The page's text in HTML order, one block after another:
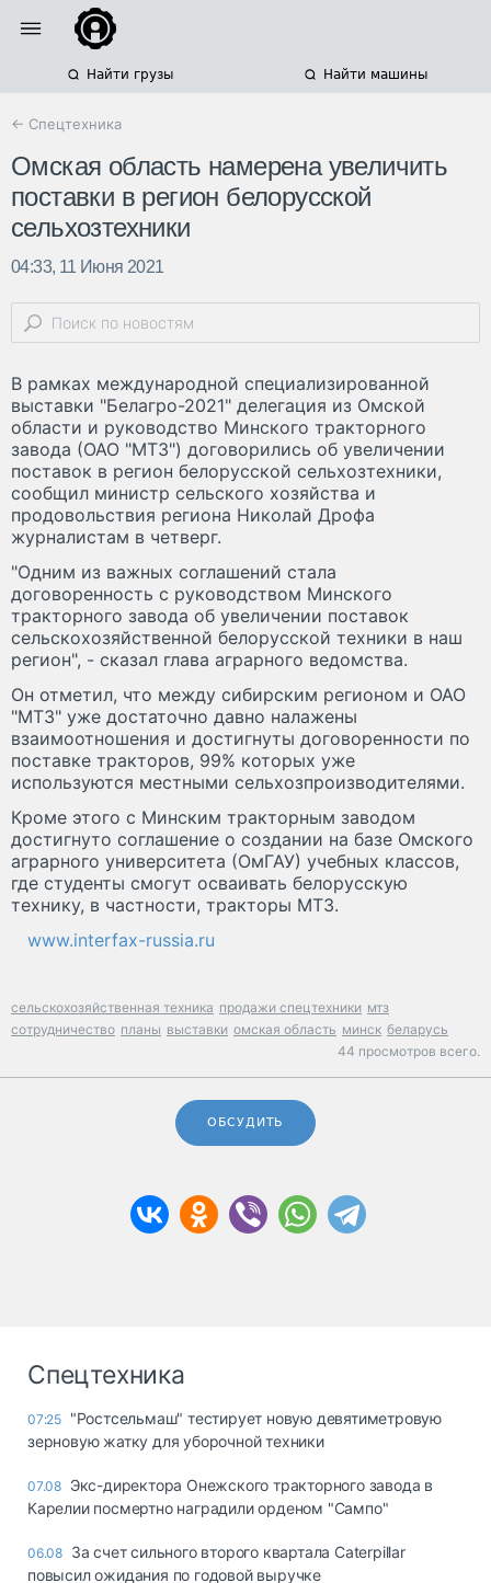
Найти грузы Найти машины
← Спецтехника
Омская область намерена увеличить
поставки в регион белорусской
сельхозтехники
04:33, 11 Июня 2021
В рамках международной специализированной
выставки "Белагро-2021" делегация из Омской
области и руководство Минского тракторного
завода (ОАО "МТЗ") договорились об увеличении
поставок в регион белорусской сельхозтехники,
сообщил министр сельского хозяйства и
продовольствия региона Николай Дрофа
журналистам в четверг.
"Одним из важных соглашений стала
договоренность с руководством Минского
тракторного завода об увеличении поставок
сельскохозяйственной белорусской техники в наш
регион", - сказал глава аграрного ведомства.
Он отметил, что между сибирским регионом и ОАО
"МТЗ" уже достаточно давно налажены
взаимоотношения и достигнуты договоренности по
поставке тракторов, 99% которых уже
используются местными сельхозпроизводителями.
Кроме этого с Минским тракторным заводом
достигнуто соглашение о создании на базе Омского
аграрного университета (ОмГАУ) учебных классов,
где студенты смогут осваивать белорусскую
технику, в частности, тракторы МТЗ.
www.interfax-russia.ru
сельскохозяйственная техника продажи спецтехники мтз
сотрудничество планы выставки омская область минск беларусь
44 просмотров всего.
ОБСУДИТЬ
Спецтехника
07:25 "Ростсельмаш" тестирует новую девятиметровую
зерновую жатку для уборочной техники
07.08 Экс-директора Онежского тракторного завода в
Карелии посмертно наградили орденом "Сампо"
06.08 За счет сильного второго квартала Caterpillar
повысил ожидания по годовой выручке